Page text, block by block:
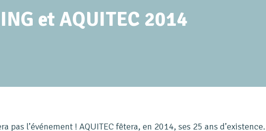
et AQUITEC 2014
pas l’événement ! AQUITEC fêtera, en 2014, ses 25 ans d’existence.